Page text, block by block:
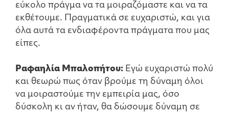
εύκολο πράγμα να τα μοιραζόμαστε και να τα
εκθέτουμε. Πραγματικά σε ευχαριστώ, και για
όλα αυτά τα ενδιαφέροντα πράγματα που μας
είπες.
Ραφαηλία Μπαλοπήτου: Εγώ ευχαριστώ πολύ
και θεωρώ πως όταν βρούμε τη δύναμη όλοι
να μοιραστούμε την εμπειρία μας, όσο
δύσκολη κι αν ήταν, θα δώσουμε δύναμη σε